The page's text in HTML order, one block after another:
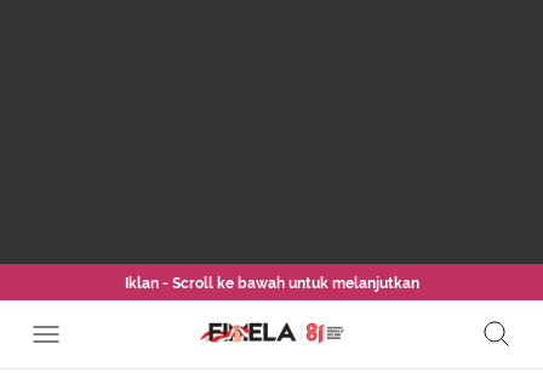
Iklan - Scroll ke bawah untuk melanjutkan